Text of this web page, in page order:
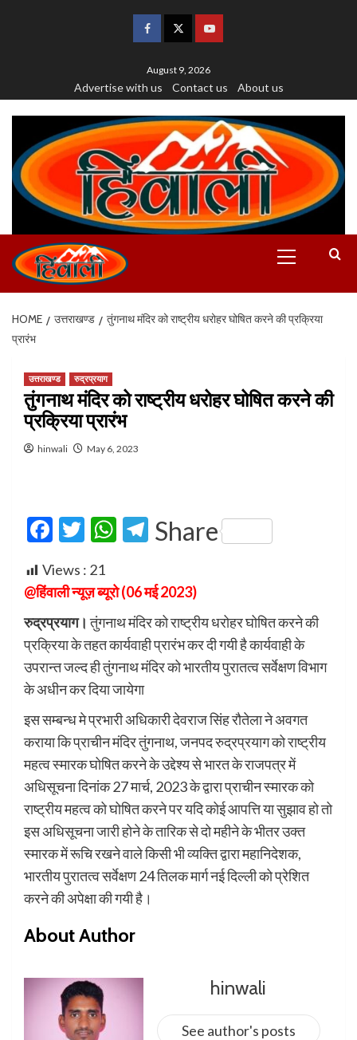
August 9, 2026
Advertise with us Contact us About us
HOME उत्तराखण्ड
तुंगनाथ मंदिर को राष्ट्रीय धरोहर घोषित करने की प्रक्रिया
प्रारंभ
उत्तराखण्ड रुद्रप्रयाग
तुंगनाथ मंदिर को राष्ट्रीय धरोहर घोषित करने की
प्रक्रिया प्रारंभ
hinwali May 6, 2023
Facebook
Twitter
WhatsApp
Telegram
Share
Views : 21
@हिंवाली न्यूज़ ब्यूरो (06 मई 2023)
रुद्रप्रयाग।तुंगनाथ मंदिर को राष्ट्रीय धरोहर घोषित करने की
प्रक्रिया के तहत कार्यवाही प्रारंभ कर दी गयी है कार्यवाही के
उपरान्त जल्द ही तुंगनाथ मंदिर को भारतीय पुरातत्व सर्वेक्षण विभाग
के अधीन कर दिया जायेगा
इस सम्बन्ध मे प्रभारी अधिकारी देवराज सिंह रौतेला ने अवगत
कराया कि प्राचीन मंदिर तुंगनाथ, जनपद रुद्रप्रयाग को राष्ट्रीय
महत्व स्मारक घोषित करने के उद्देश्य से भारत के राजपत्र में
अधिसूचना दिनांक 27 मार्च, 2023 के द्वारा प्राचीन स्मारक को
राष्ट्रीय महत्व को घोषित करने पर यदि कोई आपत्ति या सुझाव हो तो
इस अधिसूचना जारी होने के तारिक से दो महीने के भीतर उक्त
स्मारक में रूचि रखने वाले किसी भी व्यक्ति द्वारा महानिदेशक,
भारतीय पुरातत्व सर्वेक्षण 24 तिलक मार्ग नई दिल्ली को प्रेशित
करने की अपेक्षा की गयी है।
About Author
hinwali
See author's posts